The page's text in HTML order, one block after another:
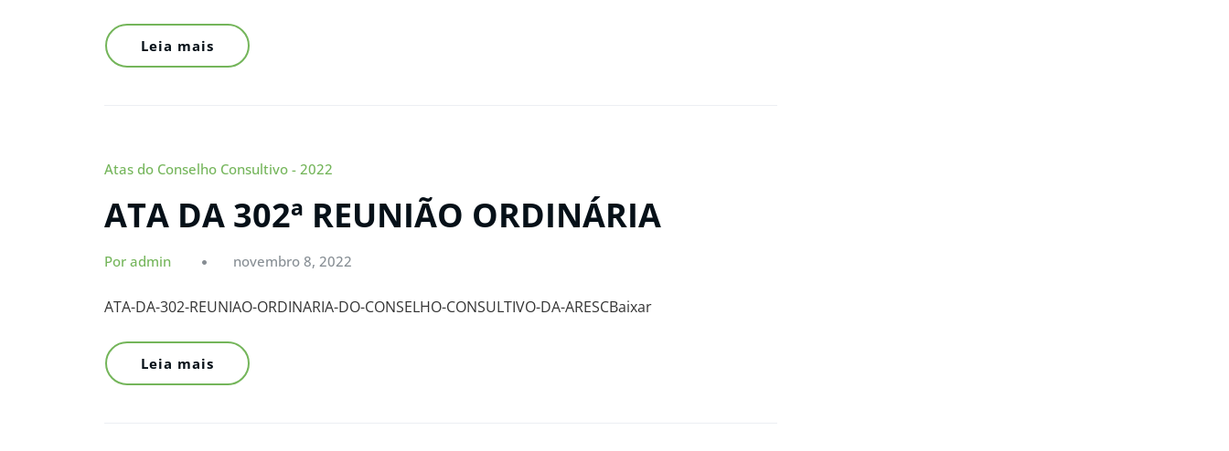
Leia mais
Atas do Conselho Consultivo - 2022
ATA DA 302ª REUNIÃO ORDINÁRIA
Por admin novembro 8, 2022
ATA-DA-302-REUNIAO-ORDINARIA-DO-CONSELHO-CONSULTIVO-DA-ARESCBaixar
Leia mais